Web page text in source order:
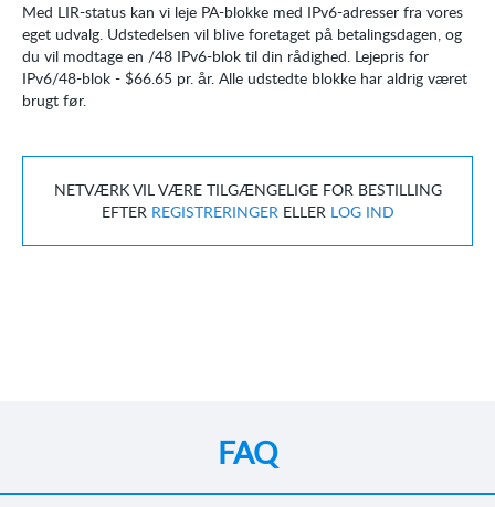
Med LIR-status kan vi leje PA-blokke med IPv6-adresser fra vores
eget udvalg. Udstedelsen vil blive foretaget på betalingsdagen, og
du vil modtage en /48 IPv6-blok til din rådighed. Lejepris for
IPv6/48-blok - $66.65 pr. år. Alle udstedte blokke har aldrig været
brugt før.
NETVÆRK VIL VÆRE TILGÆNGELIGE FOR BESTILLING
EFTER REGISTRERINGERELLER LOG IND
FAQ